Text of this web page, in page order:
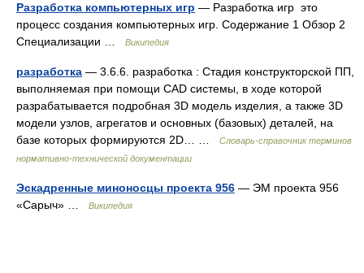
Разработка компьютерных игр — Разработка игр это
процесс создания компьютерных игр. Содержание 1 Обзор 2
Специализации …
Википедия
разработка — 3.6.6. разработка : Стадия конструкторской ПП,
выполняемая при помощи CAD системы, в ходе которой
разрабатывается подробная 3D мoдeль изделия, а также 3D
мoдeли узлов, агрегатов и основных (базовых) деталей, на
базе которых формируются 2D… …
Словарь-справочник терминов
нормативно-технической документации
Эскадренные миноносцы проекта 956 — ЭМ проекта 956
«Сарыч» …
Википедия